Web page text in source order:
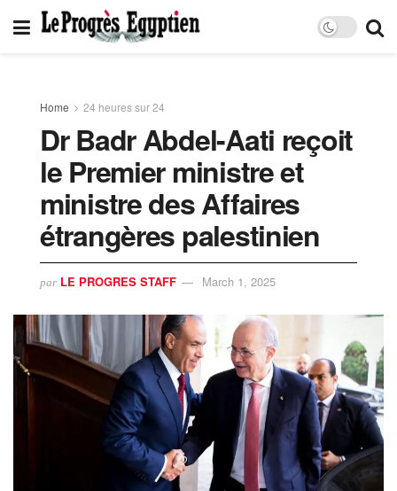
Home 24 heures sur 24
Dr Badr Abdel-Aati reçoit
le Premier ministre et
ministre des Affaires
étrangères palestinien
par LE PROGRES STAFF March 1, 2025